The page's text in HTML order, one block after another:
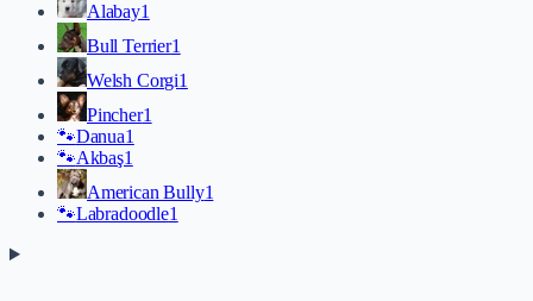
Alabay1
Bull Terrier1
Welsh Corgi1
Pincher1
🐾Danua1
🐾Akbaş1
American Bully1
🐾Labradoodle1